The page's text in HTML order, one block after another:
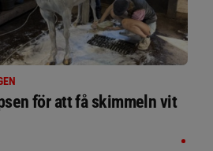
för att få skimmeln vit